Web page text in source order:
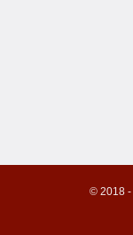
©️ 2018 -